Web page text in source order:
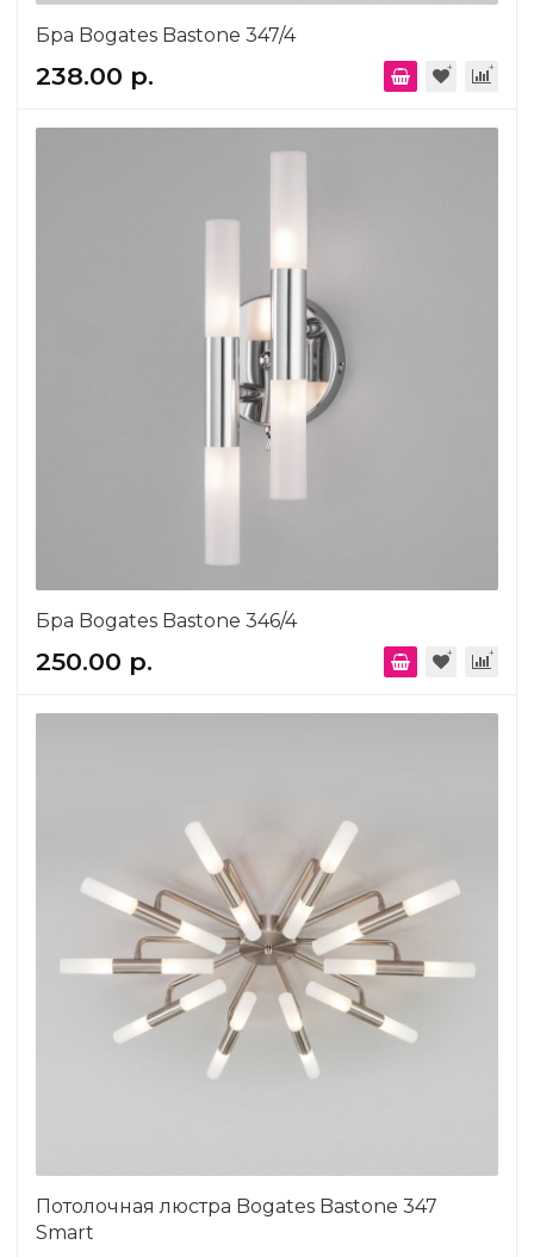
Бра Bogates Bastone 347/4
238.00 р.
Бра Bogates Bastone 346/4
250.00 р.
Потолочная люстра Bogates Bastone 347
Smart